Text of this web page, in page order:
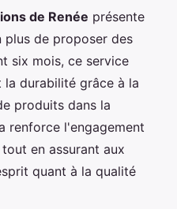
de Renée présente
plus de proposer des
six mois, ce service
durabilité grâce à la
produits dans la
renforce l'engagement
en assurant aux
quant à la qualité